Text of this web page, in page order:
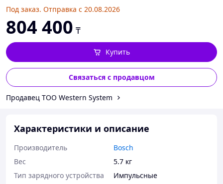
Под заказ. Отправка с 20.08.2026
804 400 ₸
Купить
Связаться с продавцом
Продавец ТОО Western System
Характеристики и описание
Производитель
Bosch
Вес
5.7 кг
Тип зарядного устройства
Импульсные